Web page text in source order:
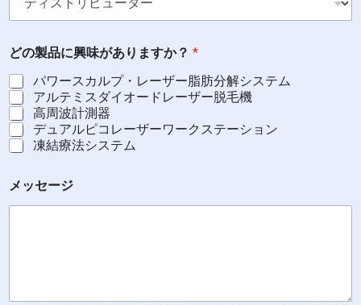
どの製品に興味がありますか？ *
パワースカルプ・レーザー脂肪分解システム
アルテミスダイオードレーザー脱毛機
高周波計測器
デュアルピコレーザーワークステーション
凍結療法システム
メッセージ